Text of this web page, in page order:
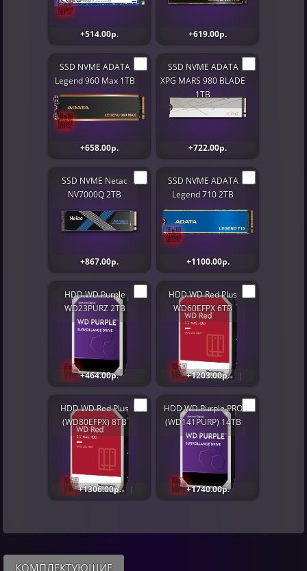
+514.00р. +619.00р.
SSD NVME ADATA
Legend 960 Max 1TB
+658.00р.
SSD NVME ADATA
XPG MARS 980 BLADE
1TB
+722.00р.
SSD NVME Netac
NV7000Q 2TB
+867.00р.
SSD NVME ADATA
Legend 710 2TB
+1100.00р.
HDD WD Purple
WD23PURZ 2TB
+464.00р.
HDD WD Red Plus
WD60EFPX 6TB
+1203.00р.
HDD WD Red Plus
(WD80EFPX) 8TB
+1306.00р.
HDD WD Purple PRO
(WD141PURP) 14TB
+1740.00р.
КОМПЛЕКТУЮЩИЕ